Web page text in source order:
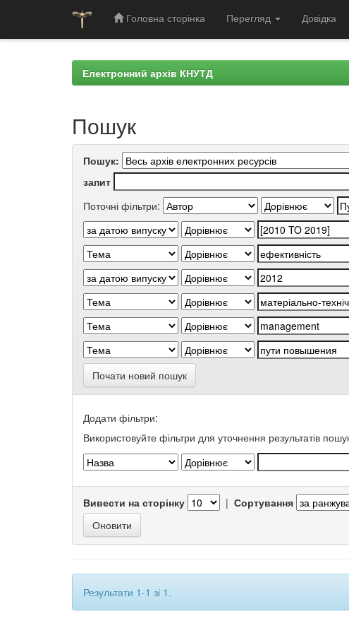
Головна сторінка Перегляд Довідка
Електронний архів КНУТД
Пошук
Пошук:
запит
Поточні фільтри:
Почати новий пошук
Додати фільтри:
Використовуйте фільтри для уточнення результатів
Вивести на сторінку | Сортування
Результати 1-1 зі 1.